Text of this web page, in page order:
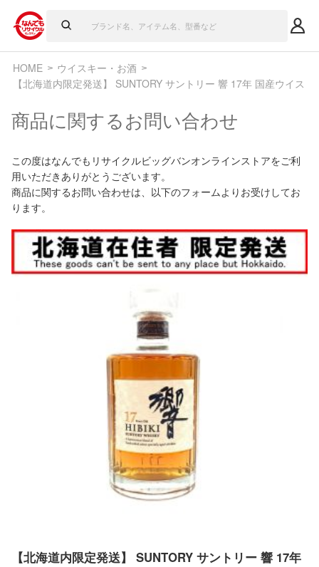
HOME
ウイスキー・お酒
【北海道内限定発送】 SUNTORY サントリー 響 17年 国産ウイス
商品に関するお問い合わせ
この度はなんでもリサイクルビッグバンオンラインストアをご利
用いただきありがとうございます。
商品に関するお問い合わせは、以下のフォームよりお受けしてお
ります。
【北海道内限定発送】 SUNTORY サントリー 響 17年